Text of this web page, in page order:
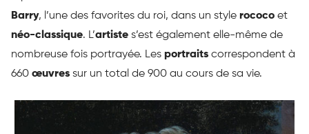
Barry, l’une des favorites du roi, dans un style rococo et
néo-classique. L’artiste s’est également elle-même de
nombreuse fois portrayée. Les portraits correspondent à
660 œuvres sur un total de 900 au cours de sa vie.